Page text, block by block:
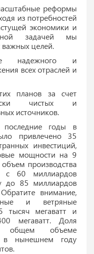
реформы
из потребностей
экономики и
задачей мы
важных целей.
надежного и
всех отраслей и
планов за счет
чистых и
источников.
последние годы в
привлечено 35
инвестиций,
мощности на 9
объем производства
с 60 миллиардов
до 85 миллиардов
внимание,
и ветряные
тысяч мегаватт и
мегаватт. Доля
общем объеме
в нынешнем году